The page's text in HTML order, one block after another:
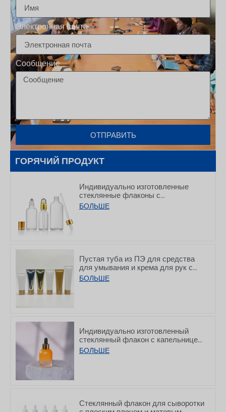
Электронная почта
Сообщение
ОТПРАВИТЬ
ГОРЯЧИЙ ПРОДУКТ
Индивидуально изготовленные
стеклянные флаконы с
капельницей для эфирных масел,
предназначенные для упаковки
БОЛЬШЕ
Пустая туба из ПЭ для средства
для умывания и крема для рук с
бамбуковыми крышками,
50/80/100/150 г
БОЛЬШЕ
Индивидуально изготовленный
стеклянный флакон с капельницей
и постепенно утолщающимся дном
для сывороток, 30 мл
БОЛЬШЕ
Стеклянный флакон для сыворотки